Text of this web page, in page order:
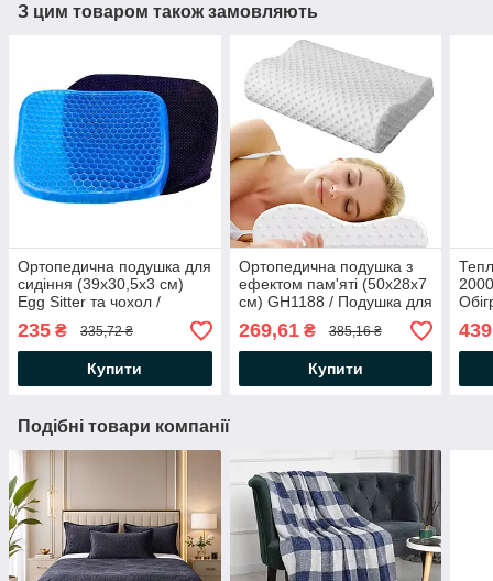
З цим товаром також замовляють
Ортопедична подушка для
сидіння (39х30,5х3 см)
Egg Sitter та чохол /
Гелева подушка-сидушка
для розвантаження
хребта
235 ₴ 335,72 ₴
Купити
Ортопедична подушка з
ефектом пам'яті (50х28х7
см) GH1188 / Подушка для
шиї / Анатомічна подушка
269,61₴ 385,16 ₴
Купити
Подібні товари компанії